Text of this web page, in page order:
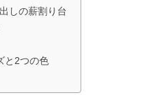
しの薪割り台
と2つの色